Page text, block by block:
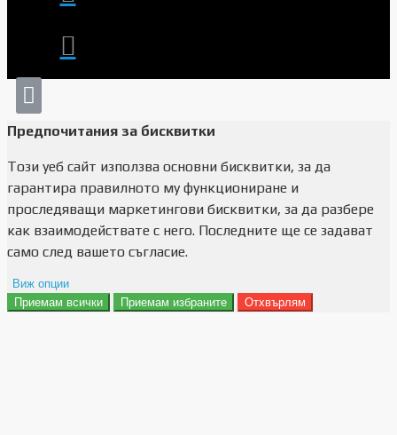
Предпочитания за бисквитки
Този уеб сайт използва основни бисквитки, за да
гарантира правилното му функциониране и
проследяващи маркетингови бисквитки, за да разбере
как взаимодействате с него. Последните ще се задават
само след вашето съгласие.
Виж опции
Препочитания за реклами
Приемам всички Приемам избраните Отхвърлям